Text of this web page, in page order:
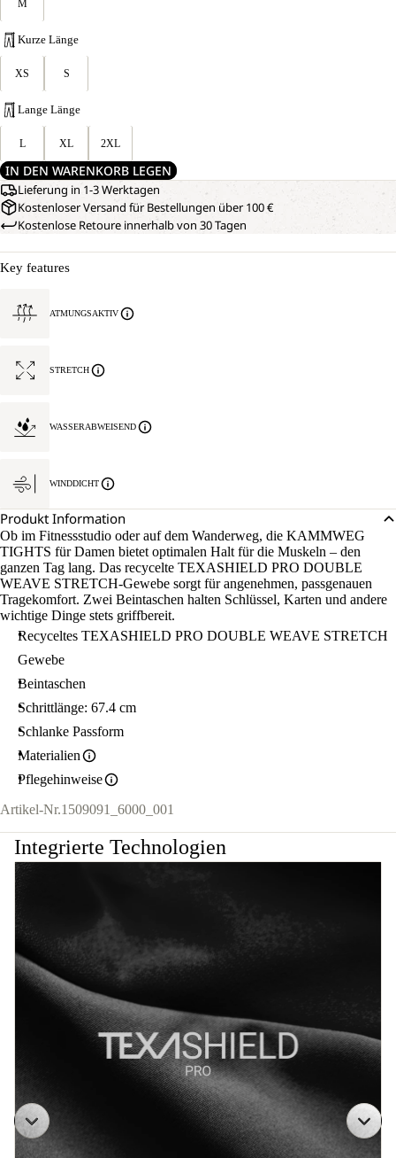
M
Kurze Länge
XS S
Lange Länge
L XL 2XL
IN DEN WARENKORB LEGEN
Lieferung in 1-3 Werktagen
Kostenloser Versand für Bestellungen über 100 €
Kostenlose Retoure innerhalb von 30 Tagen
Key features
ATMUNGSAKTIV
STRETCH
WASSERABWEISEND
WINDDICHT
Produkt Information
Ob im Fitnessstudio oder auf dem Wanderweg, die KAMMWEG
TIGHTS für Damen bietet optimalen Halt für die Muskeln – den
ganzen Tag lang. Das recycelte TEXASHIELD PRO DOUBLE
WEAVE STRETCH-Gewebe sorgt für angenehmen, passgenauen
Tragekomfort. Zwei Beintaschen halten Schlüssel, Karten und andere
wichtige Dinge stets griffbereit.
Recyceltes TEXASHIELD PRO DOUBLE WEAVE STRETCH
Gewebe
Beintaschen
Schrittlänge: 67.4 cm
Schlanke Passform
Materialien
Pflegehinweise
Artikel-Nr.1509091_6000_001
Integrierte Technologien